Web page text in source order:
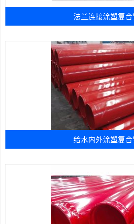
法兰连接涂塑复
给水内外涂塑复